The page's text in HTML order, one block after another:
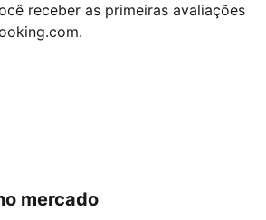
receber as primeiras avaliações
mercado